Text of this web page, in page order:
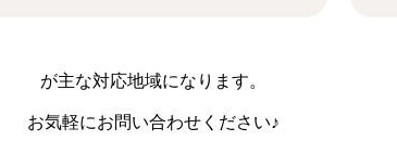
が主な対応地域になります。
お気軽にお問い合わせください♪